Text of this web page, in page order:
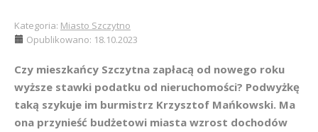
Kategoria: Miasto Szczytno
Opublikowano: 18.10.2023
Czy mieszkańcy Szczytna zapłacą od nowego roku
wyższe stawki podatku od nieruchomości? Podwyżkę
taką szykuje im burmistrz Krzysztof Mańkowski. Ma
ona przynieść budżetowi miasta wzrost dochodów